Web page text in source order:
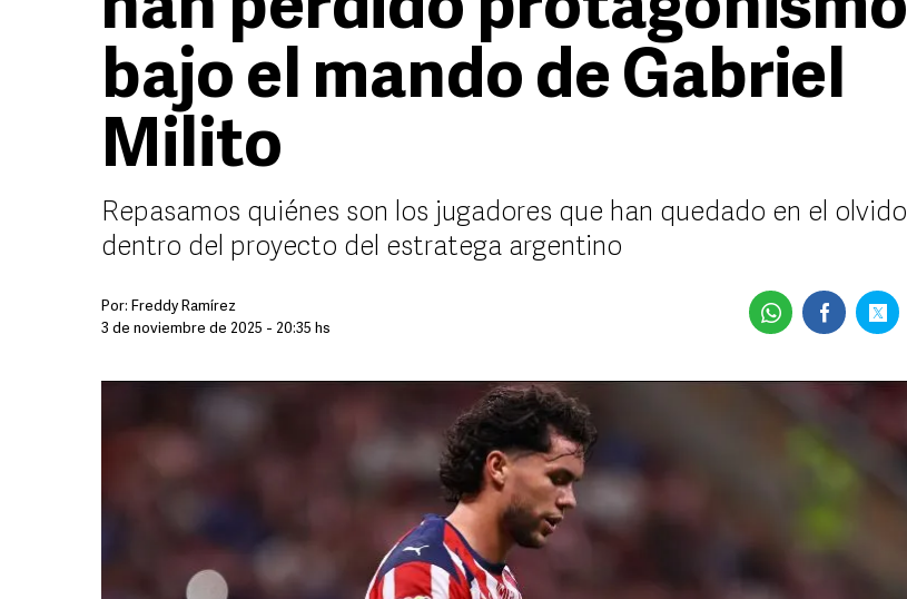
bajo el mando de Gabriel
Milito
Repasamos quiénes son los jugadores que han quedado en el olvido
dentro del proyecto del estratega argentino
Por: Freddy Ramírez
3 de noviembre de 2025 - 20:35 hs